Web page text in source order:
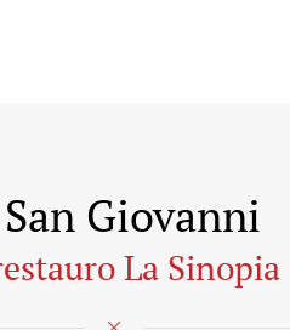
Giovanni
La Sinopia